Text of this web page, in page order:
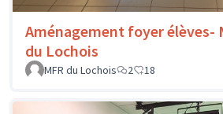
Aménagement foyer élèves-
du Lochois
MFR du Lochois
2 18